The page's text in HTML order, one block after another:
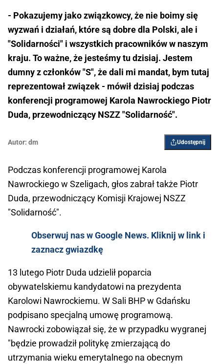
- Pokazujemy jako związkowcy, że nie boimy się
wyzwań i działań, które są dobre dla Polski, ale i
"Solidarności" i wszystkich pracowników w naszym
kraju. To ważne, że jesteśmy tu dzisiaj. Jestem
dumny z członków "S", że dali mi mandat, bym tutaj
reprezentował związek - mówił dzisiaj podczas
konferencji programowej Karola Nawrockiego Piotr
Duda, przewodniczący NSZZ "Solidarność".
Autor: dm Udostępnij
Podczas konferencji programowej Karola
Nawrockiego w Szeligach, głos zabrał także Piotr
Duda, przewodniczący Komisji Krajowej NSZZ
"Solidarność".
Obserwuj nas w Google News. Kliknij w link i
zaznacz gwiazdkę
13 lutego Piotr Duda udzielił poparcia
obywatelskiemu kandydatowi na prezydenta
Karolowi Nawrockiemu. W Sali BHP w Gdańsku
podpisano specjalną umowę programową.
Nawrocki zobowiązał się, że w przypadku wygranej
"będzie prowadził politykę zmierzającą do
utrzymania wieku emerytalnego na obecnym